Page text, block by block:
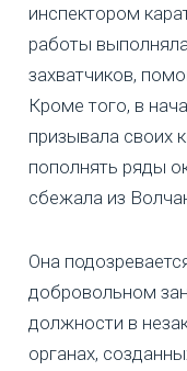
инспектором
работы
захватчиков,
Кроме того, в
призывала своих
пополнять ряды
сбежала из
Она
добровольном
должности в
органах,